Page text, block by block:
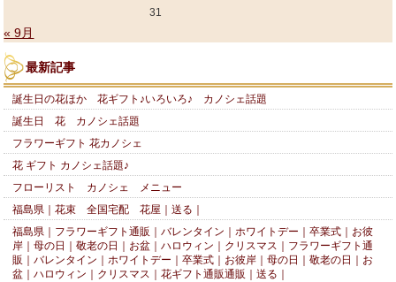
31
« 9月
最新記事
誕生日の花ほか 花ギフト♪いろいろ♪ カノシェ話題
誕生日 花 カノシェ話題
フラワーギフト 花カノシェ
花 ギフト カノシェ話題♪
フローリスト カノシェ メニュー
福島県｜花束 全国宅配 花屋｜送る｜
福島県｜フラワーギフト通販｜バレンタイン｜ホワイトデー｜卒業式｜お彼
岸｜母の日｜敬老の日｜お盆｜ハロウィン｜クリスマス｜フラワーギフト通
販｜バレンタイン｜ホワイトデー｜卒業式｜お彼岸｜母の日｜敬老の日｜お
盆｜ハロウィン｜クリスマス｜花ギフト通販通販｜送る｜